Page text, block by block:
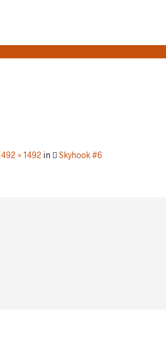
× 1492 in
Skyhook #6